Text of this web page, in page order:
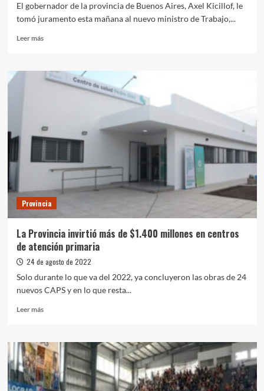
El gobernador de la provincia de Buenos Aires, Axel Kicillof, le
tomó juramento esta mañana al nuevo ministro de Trabajo,...
Leer másLeer
Walter
Correa
ministro
de
Provincia
La Provincia invirtió más de $1.400 millones en centros
de atención primaria
24 de agosto de 2022
Solo durante lo que va del 2022, ya concluyeron las obras de 24
nuevos CAPS y en lo que resta...
Leer másLeer
La
Provincia
invirtió
más
de